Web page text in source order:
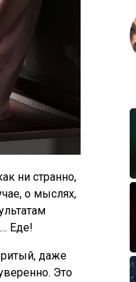
ни странно,
о мыслях,
Еде!
даже
Это